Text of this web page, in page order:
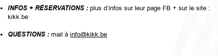
INFOS + RÉSERVATIONS : plus d’infos sur leur page FB + sur le site :
kikk.be
QUESTIONS : mail à info@kikk.be